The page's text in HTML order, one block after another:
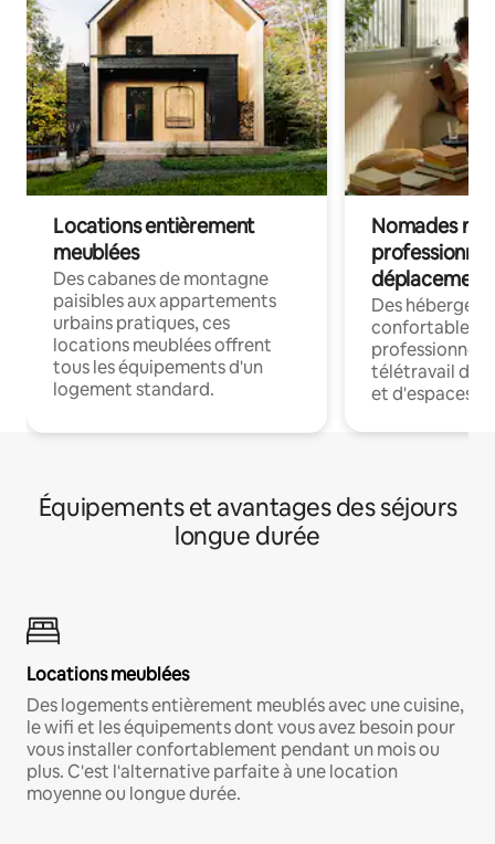
Locations entièrement
meublées
Des cabanes de montagne
paisibles aux appartements
urbains pratiques, ces
locations meublées offrent
tous les équipements d'un
logement standard.
Nomades
déplacement
Des
confortables
professionnels
télétravail
et d'espaces
Équipements et avantages des séjours
longue durée
Locations meublées
Des logements entièrement meublés avec une cuisine,
le wifi et les équipements dont vous avez besoin pour
vous installer confortablement pendant un mois ou
plus. C'est l'alternative parfaite à une location
moyenne ou longue durée.